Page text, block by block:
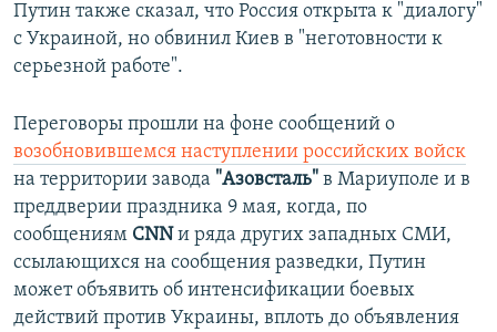
Путин также сказал, что Россия открыта к "диалогу"
с Украиной, но обвинил Киев в "неготовности к
серьезной работе".
Переговоры прошли на фоне сообщений о
возобновившемся наступлении российских войск
на территории завода "Азовсталь" в Мариуполе и в
преддверии праздника 9 мая, когда, по
сообщениям CNN и ряда других западных СМИ,
ссылающихся на сообщения разведки, Путин
может объявить об интенсификации боевых
действий против Украины, вплоть до объявления